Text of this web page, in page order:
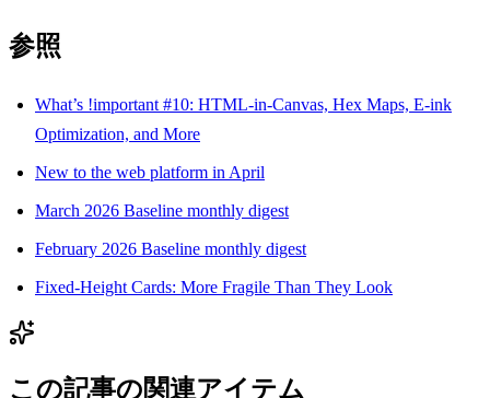
参照
What’s !important #10: HTML-in-Canvas, Hex Maps, E-ink
Optimization, and More
New to the web platform in April
March 2026 Baseline monthly digest
February 2026 Baseline monthly digest
Fixed-Height Cards: More Fragile Than They Look
この記事の関連アイテム